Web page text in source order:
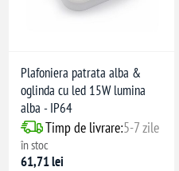
Plafoniera patrata alba &
oglinda cu led 15W lumina
alba - IP64
Timp de livrare:5-7 zile
în stoc
61,71 lei